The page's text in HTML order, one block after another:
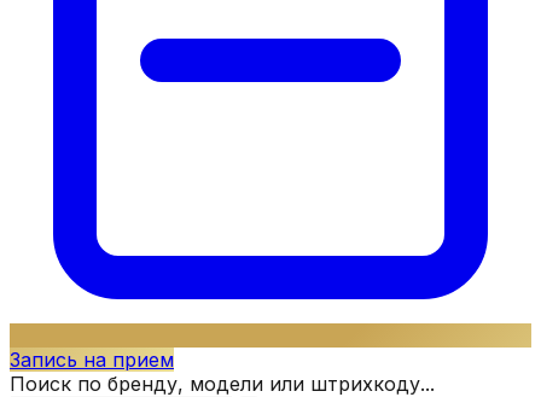
Запись на прием
Поиск по бренду, модели или штрихкоду...